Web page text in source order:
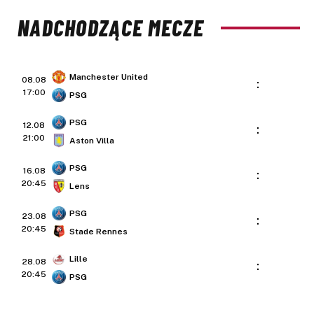
NADCHODZĄCE MECZE
08.08
17:00
Manchester United
PSG
:
12.08
21:00
PSG
Aston Villa
:
16.08
20:45
PSG
Lens
:
23.08
20:45
PSG
Stade Rennes
:
28.08
20:45
Lille
PSG
: